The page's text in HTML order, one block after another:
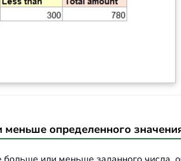
меньше определенного